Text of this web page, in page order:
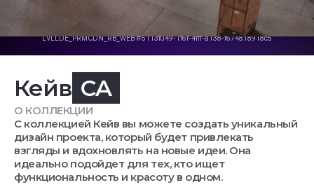
Кейв CA
О КОЛЛЕКЦИИ
С коллекцией Кейв вы можете создать уникальный
дизайн проекта, который будет привлекать
взгляды и вдохновлять на новые идеи. Она
идеально подойдет для тех, кто ищет
функциональность и красоту в одном.